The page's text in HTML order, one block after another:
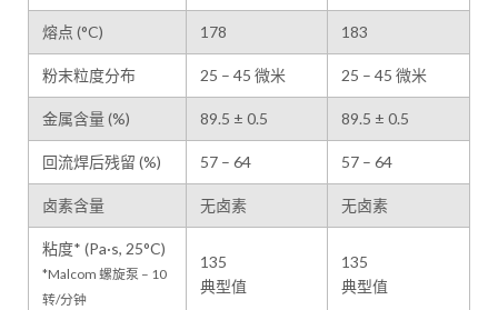
熔点 (°C) 178 183
粉末粒度分布 25 – 45 微米 25 – 45 微米
金属含量 (%) 89.5 ± 0.5 89.5 ± 0.5
回流焊后残留 (%) 57 – 64 57 – 64
卤素含量 无卤素 无卤素
粘度* (Pa·s, 25°C)
*Malcom 螺旋泵 – 10
转/分钟
135
典型值
135
典型值